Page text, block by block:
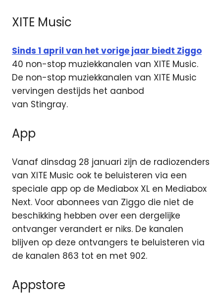
XITE Music
Sinds 1 april van het vorige jaar biedt Ziggo
40 non-stop muziekkanalen van XITE Music.
De non-stop muziekkanalen van XITE Music
vervingen destijds het aanbod
van Stingray.
App
Vanaf dinsdag 28 januari zijn de radiozenders
van XITE Music ook te beluisteren via een
speciale app op de Mediabox XL en Mediabox
Next. Voor abonnees van Ziggo die niet de
beschikking hebben over een dergelijke
ontvanger verandert er niks. De kanalen
blijven op deze ontvangers te beluisteren via
de kanalen 863 tot en met 902.
Appstore